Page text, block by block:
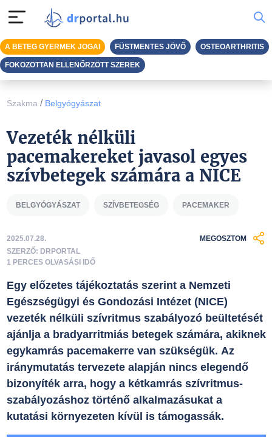
Szakma / Belgyógyászat
Vezeték nélküli
pacemakereket javasol egyes
szívbetegek számára a NICE
BELGYÓGYÁSZAT SZÍVBETEGSÉG PACEMAKER
2025.07.28.
SZERZŐ: DRPORTAL
1 PERCES OLVASÁSI IDŐ
MEGOSZTOM
Egy előzetes tájékoztatás szerint a Nemzeti
Egészségügyi és Gondozási Intézet (NICE)
vezeték nélküli szívritmus szabályozó beültetését
ajánlja a bradyarritmiás betegek számára, akiknek
egykamrás pacemakerre van szükségük. Az
iránymutatás tervezete alapján nincs elegendő
bizonyíték arra, hogy a kétkamrás szívritmus-
szabályozáshoz történő alkalmazásukat a
kutatási környezeten kívül is támogassák.
A BETEG GYERMEK JOGAI FÜSTMENTES JÖVŐ OSTEOARTHRITIS
FOKOZOTTAN ELLENŐRZÖTT SZEREK